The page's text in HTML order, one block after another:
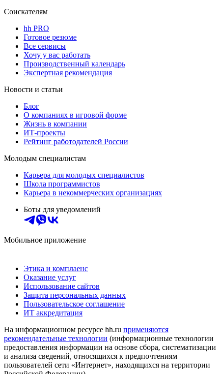
Соискателям
hh PRO
Готовое резюме
Все сервисы
Хочу у вас работать
Производственный календарь
Экспертная рекомендация
Новости и статьи
Блог
О компаниях в игровой форме
Жизнь в компании
ИТ-проекты
Рейтинг работодателей России
Молодым специалистам
Карьера для молодых специалистов
Школа программистов
Карьера в некоммерческих организациях
Боты для уведомлений
Мобильное приложение
Этика и комплаенс
Оказание услуг
Использование сайтов
Защита персональных данных
Пользовательское соглашение
ИТ аккредитация
На информационном ресурсе hh.ru применяются
рекомендательные технологии (информационные технологии
предоставления информации на основе сбора, систематизации
и анализа сведений, относящихся к предпочтениям
пользователей сети «Интернет», находящихся на территории